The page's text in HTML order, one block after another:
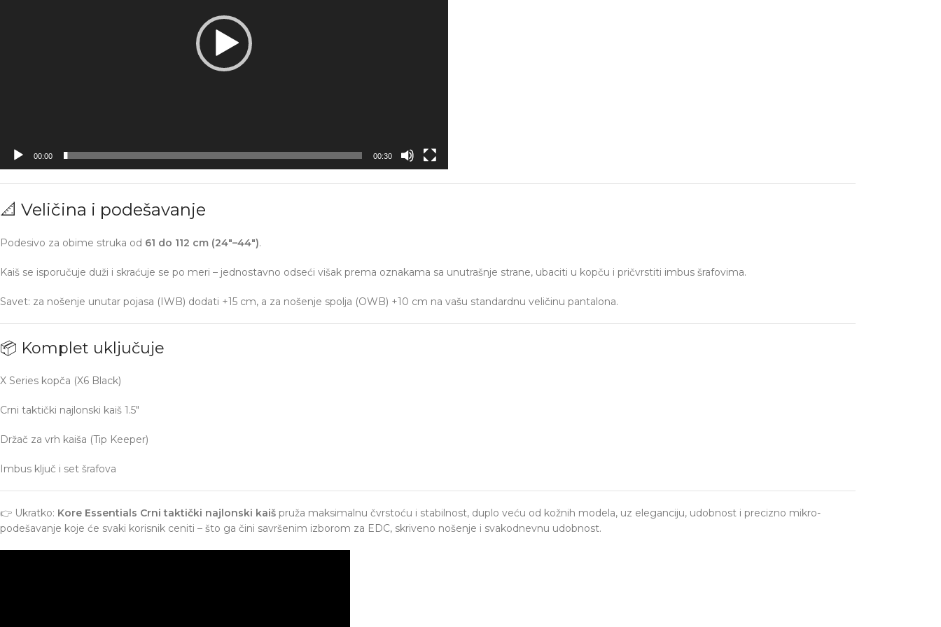
00:00 00:30
📐 Veličina i podešavanje
Podesivo za obime struka od 61 do 112 cm (24″–44″).
Kaiš se isporučuje duži i skraćuje se po meri – jednostavno odseći višak prema oznakama sa unutrašnje strane, ubaciti u kopču i pričvrstiti imbus šrafovima.
Savet: za nošenje unutar pojasa (IWB) dodati +15 cm, a za nošenje spolja (OWB) +10 cm na vašu standardnu veličinu pantalona.
📦 Komplet uključuje
X Series kopča (X6 Black)
Crni taktički najlonski kaiš 1.5″
Držač za vrh kaiša (Tip Keeper)
Imbus ključ i set šrafova
👉 Ukratko: Kore Essentials Crni taktički najlonski kaiš pruža maksimalnu čvrstoću i stabilnost, duplo veću od kožnih modela, uz eleganciju, udobnost i precizno mikro-
podešavanje koje će svaki korisnik ceniti – što ga čini savršenim izborom za EDC, skriveno nošenje i svakodnevnu udobnost.